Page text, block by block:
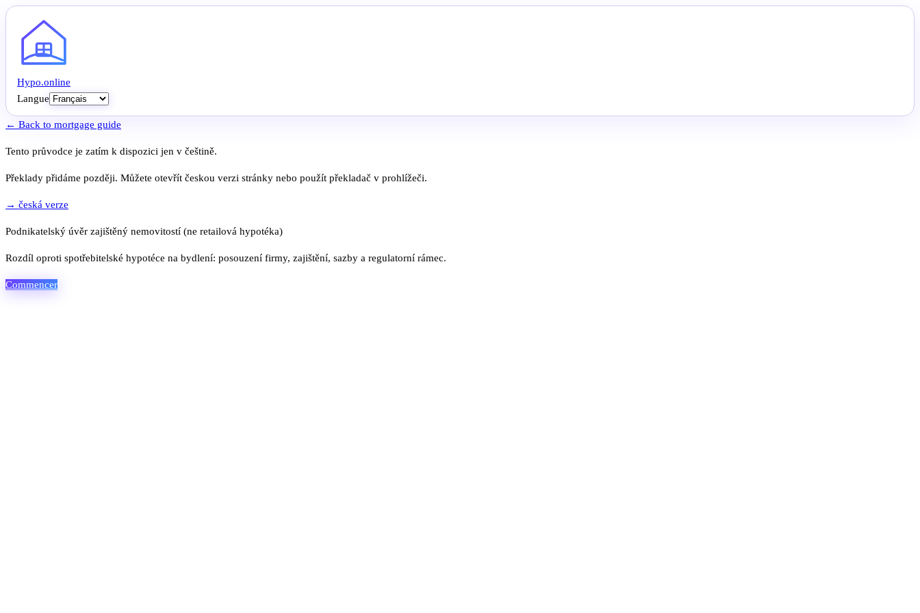
Hypo.online
Langue
← Back to mortgage guide
Tento průvodce je zatím k dispozici jen v češtině.
Překlady přidáme později. Můžete otevřít českou verzi stránky nebo použít překladač v prohlížeči.
→ česká verze
Podnikatelský úvěr zajištěný nemovitostí (ne retailová hypotéka)
Rozdíl oproti spotřebitelské hypotéce na bydlení: posouzení firmy, zajištění, sazby a regulatorní rámec.
Commencer